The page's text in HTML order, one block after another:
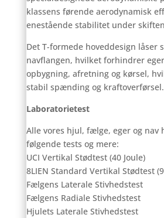
klassens førende aerodynamisk
enestående stabilitet under
Det T-formede hoveddesign låser
navflangen, hvilket forhindrer
opbygning, afretning og kørsel,
stabil spænding og kraftoverførsel.
Laboratorietest
Alle vores hjul, fælge, eger og nav
følgende tests og mere:
UCI Vertikal Stødtest (40 Joule)
8LIEN Standard Vertikal Stødtest
Fælgens Laterale Stivhedstest
Fælgens Radiale Stivhedstest
Hjulets Laterale Stivhedstest